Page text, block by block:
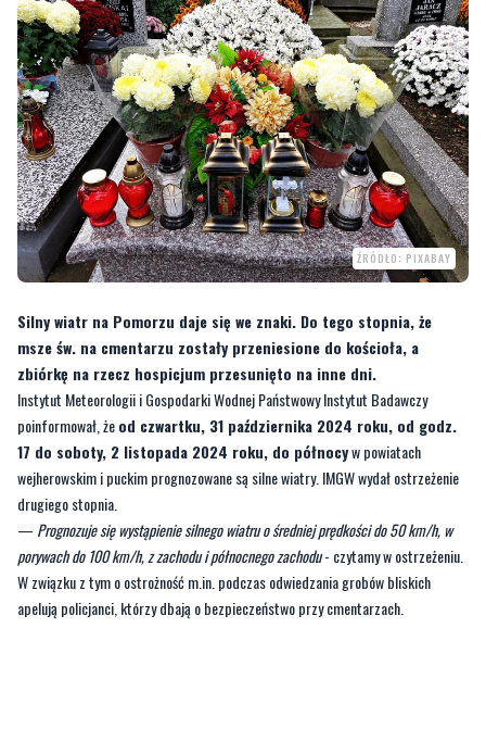
ŹRÓDŁO: PIXABAY
Silny wiatr na Pomorzu daje się we znaki. Do tego stopnia, że
msze św. na cmentarzu zostały przeniesione do kościoła, a
Instytut Meteorologii i Gospodarki Wodnej Państwowy Instytut Badawczy
poinformował, żeod czwartku, 31 października 2024 roku, od godz.
17 do soboty, 2 listopada 2024 roku, do północy w powiatach
wejherowskim i puckim prognozowane są silne wiatry. IMGW wydał ostrzeżenie
drugiego stopnia.
—Prognozuje się wystąpienie silnego wiatru o średniej prędkości do 50 km/h, w
porywach do 100 km/h, z zachodu i północnego zachodu - czytamy w ostrzeżeniu.
W związku z tym o ostrożność m.in. podczas odwiedzania grobów bliskich
apelują policjanci, którzy dbają o bezpieczeństwo przy cmentarzach.